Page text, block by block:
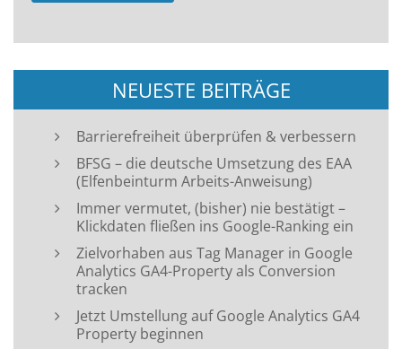
NEUESTE BEITRÄGE
Barrierefreiheit überprüfen & verbessern
BFSG – die deutsche Umsetzung des EAA
(Elfenbeinturm Arbeits-Anweisung)
Immer vermutet, (bisher) nie bestätigt –
Klickdaten fließen ins Google-Ranking ein
Zielvorhaben aus Tag Manager in Google
Analytics GA4-Property als Conversion
tracken
Jetzt Umstellung auf Google Analytics GA4
Property beginnen